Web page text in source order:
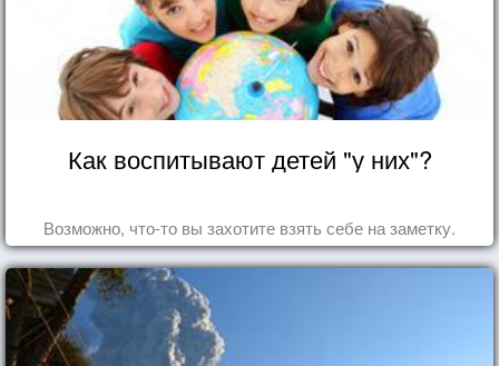
Как воспитывают детей "у них"?
Возможно, что-то вы захотите взять себе на заметку.